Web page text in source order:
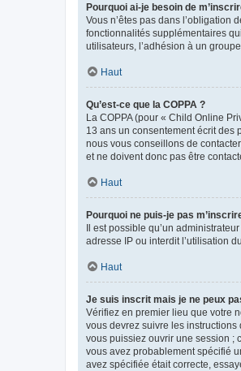
Pourquoi ai-je besoin de
Vous n’êtes pas dans
fonctionnalités supplémentaires
utilisateurs, l’adhésion à un
Haut
Qu’est-ce que la COPPA ?
La COPPA (pour « Child Online
13 ans un consentement écrit des
nous vous conseillons de
et ne doivent donc pas être
Haut
Pourquoi ne puis-je pas
Il est possible qu’un
adresse IP ou interdit l’utilisation
Haut
Je suis inscrit mais je ne peux
Vérifiez en premier lieu que votre
vous devrez suivre les
vous puissiez ouvrir une session ;
vous avez probablement spécifié
avez spécifiée était correcte,